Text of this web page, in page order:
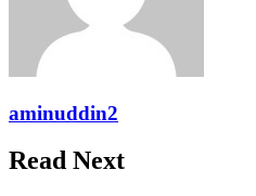
aminuddin2
Read Next